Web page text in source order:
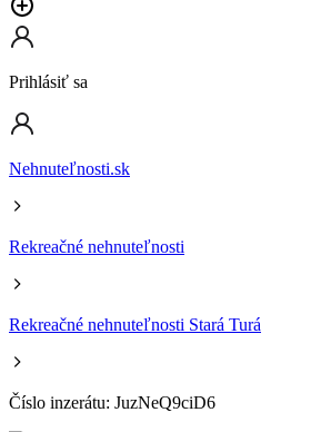
Prihlásiť sa
Nehnuteľnosti.sk
Rekreačné nehnuteľnosti
Rekreačné nehnuteľnosti Stará Turá
Číslo inzerátu: JuzNeQ9ciD6